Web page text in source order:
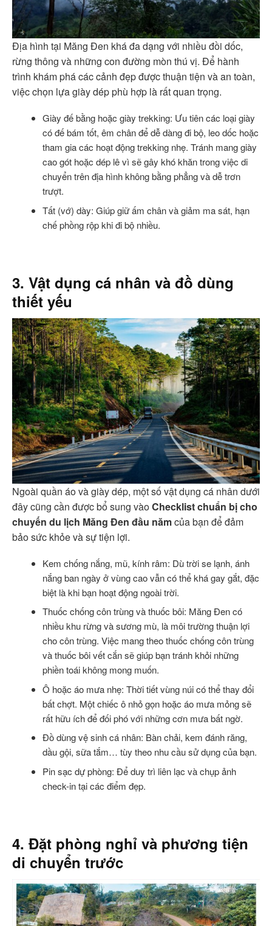
Địa hình tại Măng Đen khá đa dạng với nhiều đồi dốc,
rừng thông và những con đường mòn thú vị. Để hành
trình khám phá các cảnh đẹp được thuận tiện và an toàn,
việc chọn lựa giày dép phù hợp là rất quan trọng.
Giày đế bằng hoặc giày trekking: Ưu tiên các loại giày
có đế bám tốt, êm chân để dễ dàng đi bộ, leo dốc hoặc
tham gia các hoạt động trekking nhẹ. Tránh mang giày
cao gót hoặc dép lê vì sẽ gây khó khăn trong việc di
chuyển trên địa hình không bằng phẳng và dễ trơn
trượt.
Tất (vớ) dày: Giúp giữ ấm chân và giảm ma sát, hạn
chế phồng rộp khi đi bộ nhiều.
3. Vật dụng cá nhân và đồ dùng
thiết yếu
Ngoài quần áo và giày dép, một số vật dụng cá nhân dưới
đây cũng cần được bổ sung vàoChecklist chuẩn bị cho
chuyến du lịch Măng Đen đầu nămcủa bạn để đảm
bảo sức khỏe và sự tiện lợi.
Kem chống nắng, mũ, kính râm: Dù trời se lạnh, ánh
nắng ban ngày ở vùng cao vẫn có thể khá gay gắt, đặc
biệt là khi bạn hoạt động ngoài trời.
Thuốc chống côn trùng và thuốc bôi: Măng Đen có
nhiều khu rừng và sương mù, là môi trường thuận lợi
cho côn trùng. Việc mang theo thuốc chống côn trùng
và thuốc bôi vết cắn sẽ giúp bạn tránh khỏi những
phiền toái không mong muốn.
Ô hoặc áo mưa nhẹ: Thời tiết vùng núi có thể thay đổi
bất chợt. Một chiếc ô nhỏ gọn hoặc áo mưa mỏng sẽ
rất hữu ích để đối phó với những cơn mưa bất ngờ.
Đồ dùng vệ sinh cá nhân: Bàn chải, kem đánh răng,
dầu gội, sữa tắm… tùy theo nhu cầu sử dụng của bạn.
Pin sạc dự phòng: Để duy trì liên lạc và chụp ảnh
check-in tại các điểm đẹp.
4. Đặt phòng nghỉ và phương tiện
di chuyển trước